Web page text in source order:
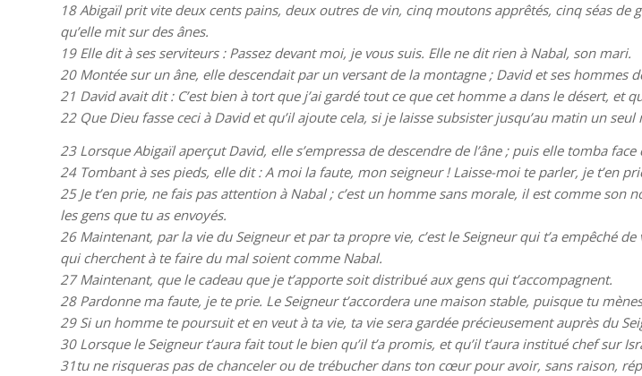
18Abigaïl prit vite deux cents pains, deux outres de vin, cinq moutons apprêtés, cinq séas de
qu’elle mit sur des ânes.
19 Elle dit à ses serviteurs : Passez devant moi, je vous suis. Elle ne dit rien à Nabal, son mari.
20 Montée sur un âne, elle descendait par un versant de la montagne ; David et ses hommes
21 David avait dit : C’est bien à tort que j’ai gardé tout ce que cet homme a dans le désert, et
22 Que Dieu fasse ceci à David et qu’il ajoute cela, si je laisse subsister jusqu’au matin un
23 Lorsque Abigaïl aperçut David, elle s’empressa de descendre de l’âne ; puis elle tomba
24 Tombant à ses pieds, elle dit : A moi la faute, mon seigneur ! Laisse-moi te parler, je t’en
25 Je t’en prie, ne fais pas attention à Nabal ; c’est un homme sans morale, il est comme son
les gens que tu as envoyés.
26 Maintenant, par la vie du Seigneur et par ta propre vie, c’est le Seigneur qui t’a empêché
qui cherchent à te faire du mal soient comme Nabal.
27Maintenant, que le cadeau que je t’apporte soit distribué aux gens qui t’accompagnent.
28 Pardonne ma faute, je te prie. Le Seigneur t’accordera une maison stable, puisque tu
29 Si un homme te poursuit et en veut à ta vie, ta vie sera gardée précieusement auprès du
30 Lorsque le Seigneur t’aura fait tout le bien qu’il t’a promis, et qu’il t’aura institué chef sur
31tu ne risqueras pas de chanceler ou de trébucher dans ton cœur pour avoir, sans raison,